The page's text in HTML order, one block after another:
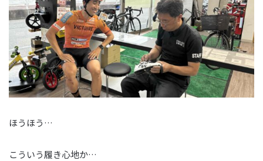
ほうほう…
こういう履き心地か…